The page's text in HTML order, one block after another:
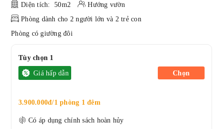
Diện tích: 50m2
Hướng vườn
Phòng dành cho 2 người lớn và 2 trẻ con
Phòng có giường đôi
Tùy chọn 1
Giá hấp dẫn
3.900.000đ/1 phòng 1 đêm
Có áp dụng chính sách hoàn hủy
Chọn